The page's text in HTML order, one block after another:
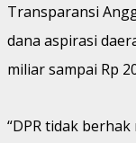
Transparansi
dana aspirasi
miliar sampai Rp
“DPR tidak